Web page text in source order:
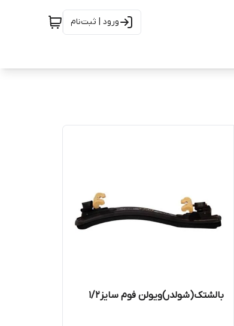
ورود | ثبت‌نام
بالشتک(شولدر)ویولن فوم سایز۱/۲